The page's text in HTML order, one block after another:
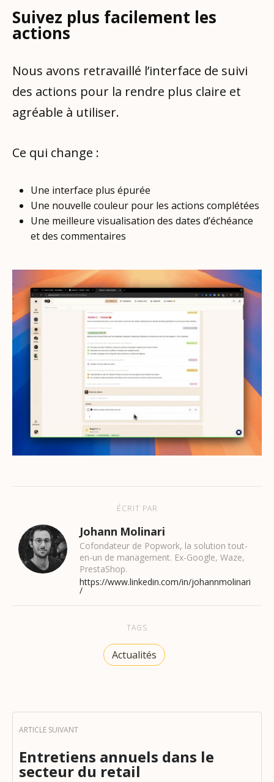
Suivez plus facilement les
actions
Nous avons retravaillé l’interface de suivi
des actions pour la rendre plus claire et
agréable à utiliser.
Ce qui change :
Une interface plus épurée
Une nouvelle couleur pour les actions complétées
Une meilleure visualisation des dates d’échéance
et des commentaires
ÉCRIT PAR
Johann Molinari
Cofondateur de Popwork, la solution tout-
en-un de management. Ex-Google, Waze,
PrestaShop.
https://www.linkedin.com/in/johannmolinari
/
TAGS
Actualités
Entretiens annuels dans le
secteur du retail